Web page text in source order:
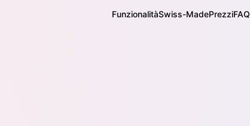
FunzionalitàSwiss-MadePrezziFAQ